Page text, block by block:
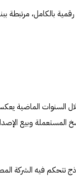
بالكامل، مرتبطة
السنوات الماضية
المستعملة وبيع
تتحكم فيه الشركة